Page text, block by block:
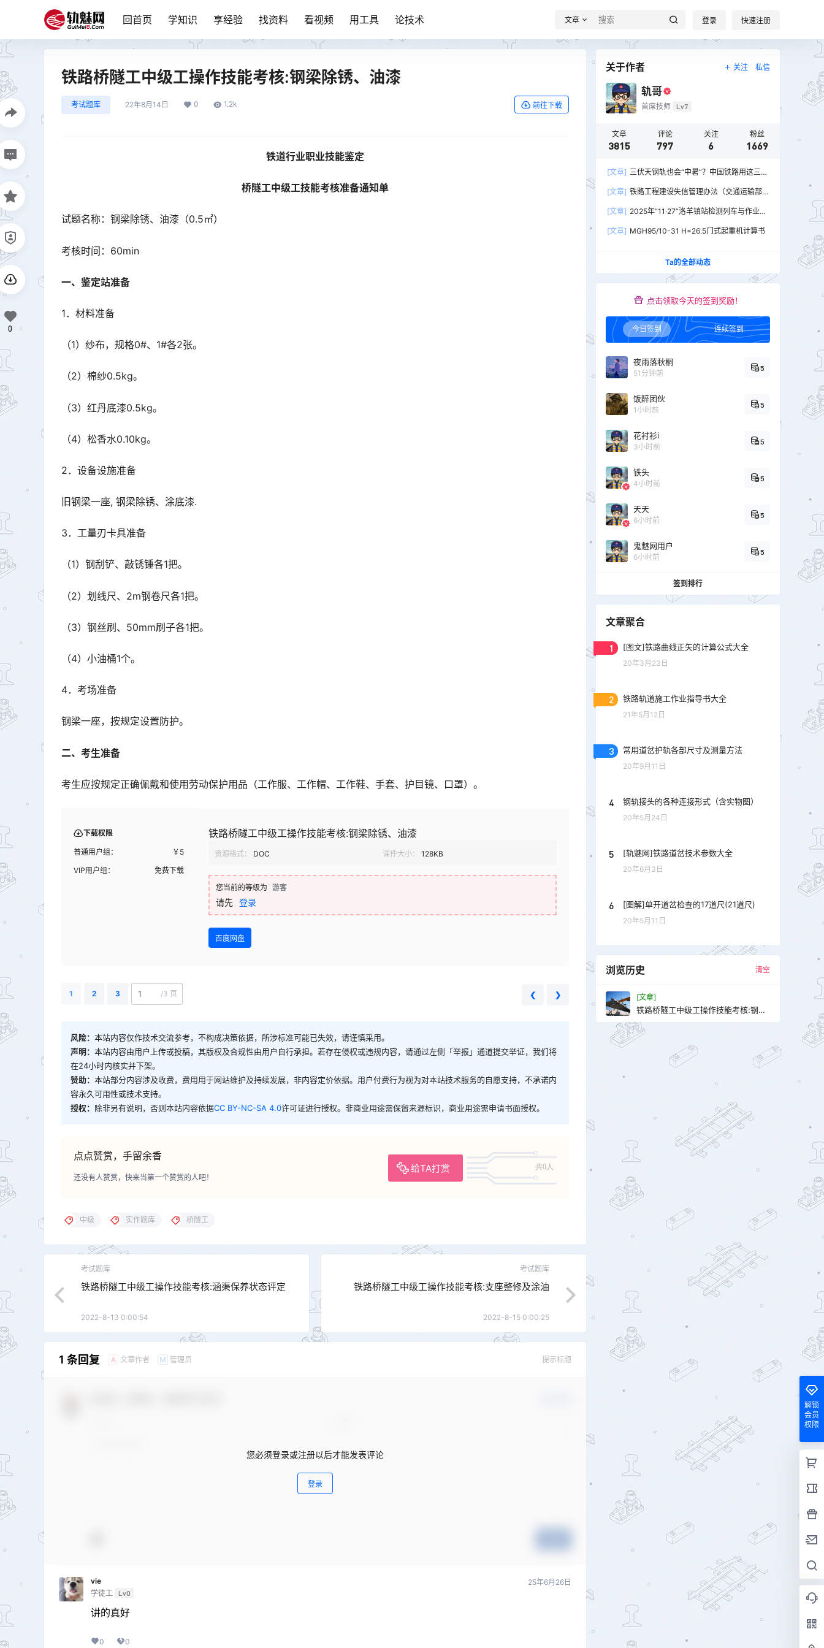
回首页 学知识 享经验 找资料 看视频 用工具 论技术 文章 登录 快速注册
铁路桥隧工中级工操作技能考核:钢梁除锈、油漆
考试题库 22年8月14日 0 1.2k 前往下载
铁道行业职业技能鉴定
桥隧工中级工技能考核准备通知单
试题名称：钢梁除锈、油漆（0.5㎡）
考核时间：60min
一、鉴定站准备
1．材料准备
（1）纱布，规格0#、1#各2张。
（2）棉纱0.5kg。
（3）红丹底漆0.5kg。
（4）松香水0.10kg。
2．设备设施准备
旧钢梁一座, 钢梁除锈、涂底漆.
3．工量刃卡具准备
（1）钢刮铲、敲锈锤各1把。
（2）划线尺、2m钢卷尺各1把。
（3）钢丝刷、50mm刷子各1把。
（4）小油桶1个。
4．考场准备
钢梁一座，按规定设置防护。
二、考生准备
考生应按规定正确佩戴和使用劳动保护用品（工作服、工作帽、工作鞋、手套、护目镜、口罩）。
下载权限
普通用户组： ￥ 5
VIP用户组：
免费下载
铁路桥隧工中级工操作技能考核:钢梁除锈、油漆
资源格式： DOC 课件大小： 128KB
您当前的等级为 游客
请先 登录
百度网盘
1 2 3 /3 页 ❮ ❯
风险： 本站内容仅作技术交流参考，不构成决策依据，所涉标准可能已失效，请谨慎采用。
声明： 本站内容由用户上传或投稿，其版权及合规性由用户自行承担。若存在侵权或违规内容，请通过左侧「举报」通道提交举证，我们将
在24小时内核实并下架。
赞助： 本站部分内容涉及收费，费用用于网站维护及持续发展，非内容定价依据。用户付费行为视为对本站技术服务的自愿支持，不承诺内
容永久可用性或技术支持。
授权： 除非另有说明，否则本站内容依据CC BY-NC-SA 4.0许可证进行授权。非商业用途需保留来源标识，商业用途需申请书面授权。
点点赞赏，手留余香
给TA打赏 共0人
还没有人赞赏，快来当第一个赞赏的人吧！
0
中级 实作题库 桥隧工
考试题库
铁路桥隧工中级工操作技能考核:涵渠保养状态评定
2022-8-13 0:00:54
考试题库
铁路桥隧工中级工操作技能考核:支座整修及涂油
2022-8-15 0:00:25
1 条回复 A 文章作者 M 管理员 提示标题
您必须登录或注册以后才能发表评论
登录
vie
学徒工 Lv0
25年6月26日
讲的真好
0 0
关于作者 关注 私信
轨哥
首席技师 Lv7
文章
3815
评论
797
关注
6
粉丝
1669
[文章] 三伏天钢轨也会“中暑”？中国铁路用这三招
[文章] 铁路工程建设失信管理办法（交通运输部
[文章] 2025年“11·27”洛羊镇站检测列车与作业人
[文章] MGH95/10-31 H=26.5门式起重机计算书
Ta的全部动态
点击领取今天的签到奖励！
今日签到 连续签到
夜雨落秋桐
51分钟前
5
饭醉团伙
1小时前
5
花衬衫i
3小时前
5
铁头
4小时前
5
天天
6小时前
5
鬼魅网用户
6小时前
5
签到排行
文章聚合
1 [图文]铁路曲线正矢的计算公式大全
20年3月23日
2 铁路轨道施工作业指导书大全
21年5月12日
3 常用道岔护轨各部尺寸及测量方法
20年9月11日
4 钢轨接头的各种连接形式（含实物图）
20年5月24日
5 [轨魅网]铁路道岔技术参数大全
20年6月3日
6 [图解]单开道岔检查的17道尺(21道尺)
20年5月11日
浏览历史 清空
[文章]
铁路桥隧工中级工操作技能考核:钢梁
除锈、油漆
解锁
会员
权限